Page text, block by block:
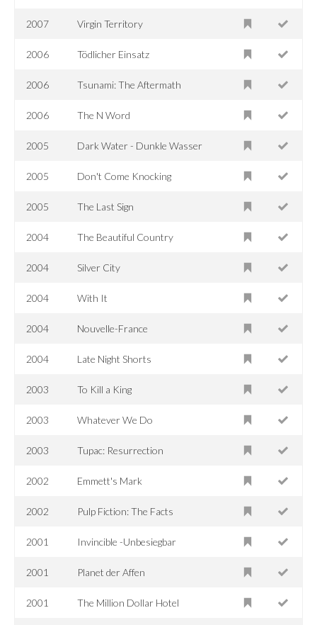
2007 Virgin Territory
2006 Tödlicher Einsatz
2006 Tsunami: The Aftermath
2006 The N Word
2005 Dark Water - Dunkle Wasser
2005 Don't Come Knocking
2005 The Last Sign
2004 The Beautiful Country
2004 Silver City
2004 With It
2004 Nouvelle-France
2004 Late Night Shorts
2003 To Kill a King
2003 Whatever We Do
2003 Tupac: Resurrection
2002 Emmett's Mark
2002 Pulp Fiction: The Facts
2001 Invincible -Unbesiegbar
2001 Planet der Affen
2001 The Million Dollar Hotel